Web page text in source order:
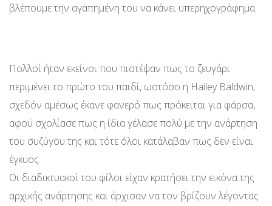
βλέπουμε την αγαπημένη του να κάνει υπερηχογράφημα.
Πολλοί ήταν εκείνοι που πιστέψαν πως το ζευγάρι
περιμένει το πρώτο του παιδί, ωστόσο η Hailey Baldwin,
σχεδόν αμέσως έκανε φανερό πως πρόκειται για φάρσα,
αφού σχολίασε πως η ίδια γέλασε πολύ με την ανάρτηση
του συζύγου της και τότε όλοι κατάλαβαν πως δεν είναι
έγκυος.
Οι διαδικτυακοί του φίλοι είχαν κρατήσει την εικόνα της
αρχικής ανάρτησης και άρχισαν να τον βρίζουν λέγοντας